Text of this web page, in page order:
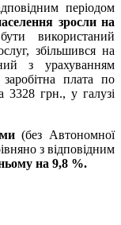
періодом
зросли на
використаний
збільшився на
з урахуванням
плата по
3328 грн., у галузі
(без Автономної
з відповідним
на 9,8 %.